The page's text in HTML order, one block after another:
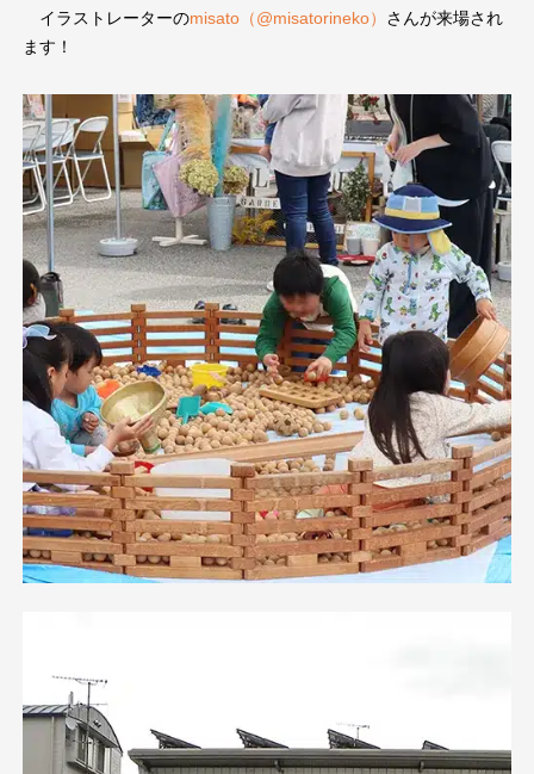
イラストレーターのmisato（@misatorineko） さんが来場され
ます！